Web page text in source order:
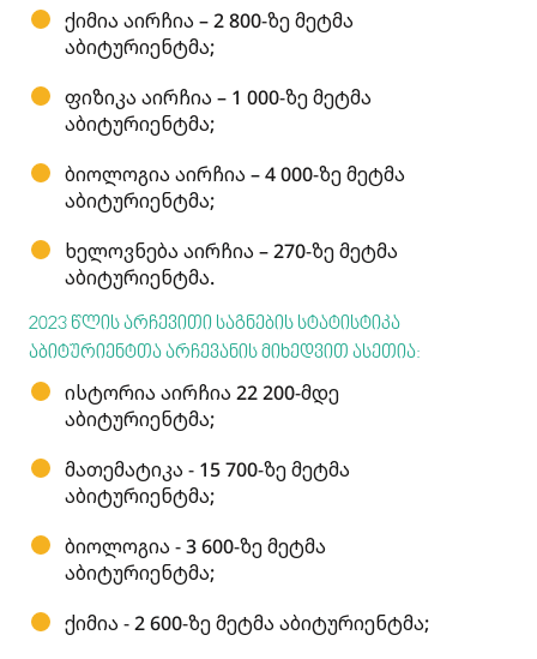
ქიმია აირჩია – 2 800-ზე მეტმა
აბიტურიენტმა;
ფიზიკა აირჩია – 1 000-ზე მეტმა
აბიტურიენტმა;
ბიოლოგია აირჩია – 4 000-ზე მეტმა
აბიტურიენტმა;
ხელოვნება აირჩია – 270-ზე მეტმა
აბიტურიენტმა.
2023 წლის არჩევითი საგნების სტატისტიკა
აბიტურიენტთა არჩევანის მიხედვით ასეთია:
ისტორია აირჩია 22 200-მდე
აბიტურიენტმა;
მათემატიკა - 15 700-ზე მეტმა
აბიტურიენტმა;
ბიოლოგია - 3 600-ზე მეტმა
აბიტურიენტმა;
ქიმია - 2 600-ზე მეტმა აბიტურიენტმა;